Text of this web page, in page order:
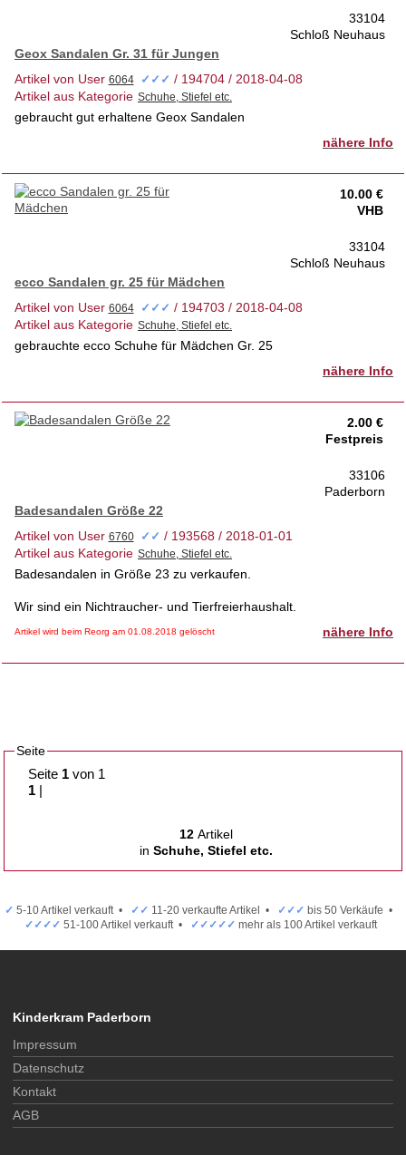
33104
Schloß Neuhaus
Geox Sandalen Gr. 31 für Jungen
Artikel von User
✓✓✓ / 194704 / 2018-04-08
Artikel aus Kategorie
gebraucht gut erhaltene Geox Sandalen
nähere Info
10.00 €
VHB
33104
Schloß Neuhaus
ecco Sandalen gr. 25 für Mädchen
Artikel von User
✓✓✓ / 194703 / 2018-04-08
Artikel aus Kategorie
gebrauchte ecco Schuhe für Mädchen Gr. 25
nähere Info
2.00 €
Festpreis
33106
Paderborn
Badesandalen Größe 22
Artikel von User
✓✓ / 193568 / 2018-01-01
Artikel aus Kategorie
Badesandalen in Größe 23 zu verkaufen.
Wir sind ein Nichtraucher- und Tierfreierhaushalt.
Artikel wird beim Reorg am 01.08.2018 gelöscht nähere Info
Seite
Seite 1von 1
1|
12 Artikel
in Schuhe, Stiefel etc.
✓ 5-10 Artikel verkauft • ✓✓ 11-20 verkaufte Artikel • ✓✓✓ bis 50 Verkäufe •
✓✓✓✓ 51-100 Artikel verkauft • ✓✓✓✓✓ mehr als 100 Artikel verkauft
Kinderkram Paderborn
Impressum
Datenschutz
Kontakt
AGB